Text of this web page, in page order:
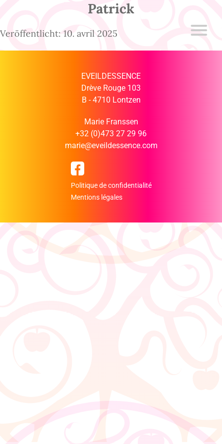
Patrick
Veröffentlicht: 10. avril 2025
EVEILDESSENCE
Drève Rouge 103
B - 4710 Lontzen
Marie Franssen
+32 (0)473 27 29 96
marie@eveildessence.com
Politique de confidentialité
Mentions légales